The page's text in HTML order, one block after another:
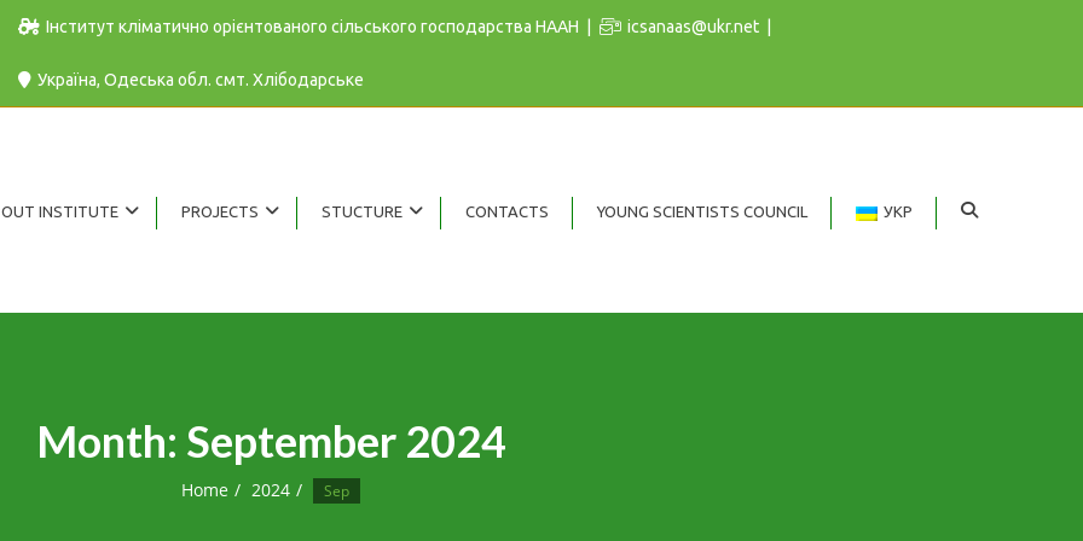
Інститут кліматично орієнтованого сільського господарства НААН icsanaas@ukr.net
Україна, Одеська обл. cмт. Хлібодарське
INSTITUTE PROJECTS STUCTURE CONTACTS YOUNG SCIENTISTS COUNCIL УКР
Month: September 2024
Home 2024 Sep